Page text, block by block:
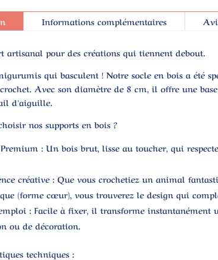
Informations complémentaires
artisanal pour des créations qui tiennent debout.
qui basculent ! Notresocle en bois a été
Avec son diamètre de 8 cm, il offre une
d'aiguille.
nos supports en bois ?
: Un bois brut, lisse au toucher, qui
créative : Que vous crochetiez un animal
(forme cœur), vous trouverez le design qui
: Facile à fixer, il transforme instantanément
ou de décoration.
techniques :